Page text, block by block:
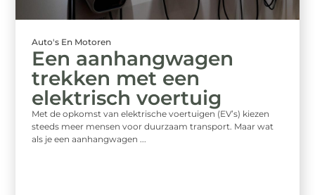
Auto's En Motoren
Een aanhangwagen
trekken met een
elektrisch voertuig
Met de opkomst van elektrische voertuigen (EV’s) kiezen
steeds meer mensen voor duurzaam transport. Maar wat
als je een aanhangwagen ...